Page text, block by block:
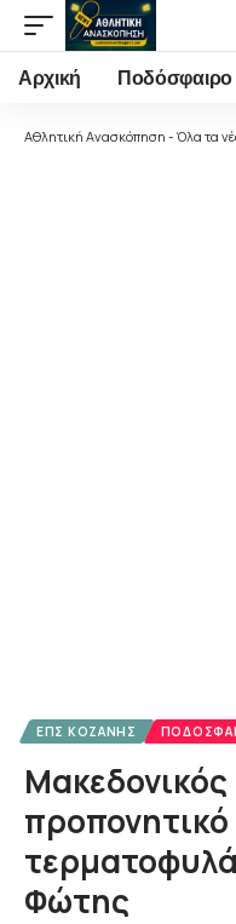
Αρχική Ποδόσφαιρο
Αθλητική Ανασκόπηση - Όλα τα
ΕΠΣ ΚΟΖΆΝΗΣ
Φώτης